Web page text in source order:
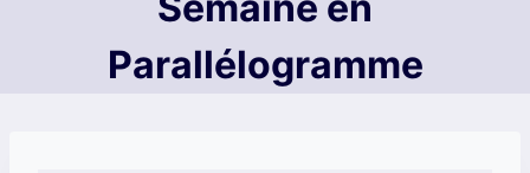
Parallélogramme